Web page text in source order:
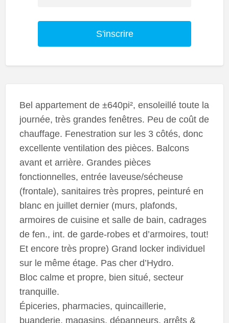
S'inscrire
Bel appartement de ±640pi², ensoleillé toute la
journée, très grandes fenêtres. Peu de coût de
chauffage. Fenestration sur les 3 côtés, donc
excellente ventilation des pièces. Balcons
avant et arrière. Grandes pièces
fonctionnelles, entrée laveuse/sécheuse
(frontale), sanitaires très propres, peinturé en
blanc en juillet dernier (murs, plafonds,
armoires de cuisine et salle de bain, cadrages
de fen., int. de garde-robes et d’armoires, tout!
Et encore très propre) Grand locker individuel
sur le même étage. Pas cher d’Hydro.
Bloc calme et propre, bien situé, secteur
tranquille.
Épiceries, pharmacies, quincaillerie,
buanderie, magasins, dépanneurs, arrêts &